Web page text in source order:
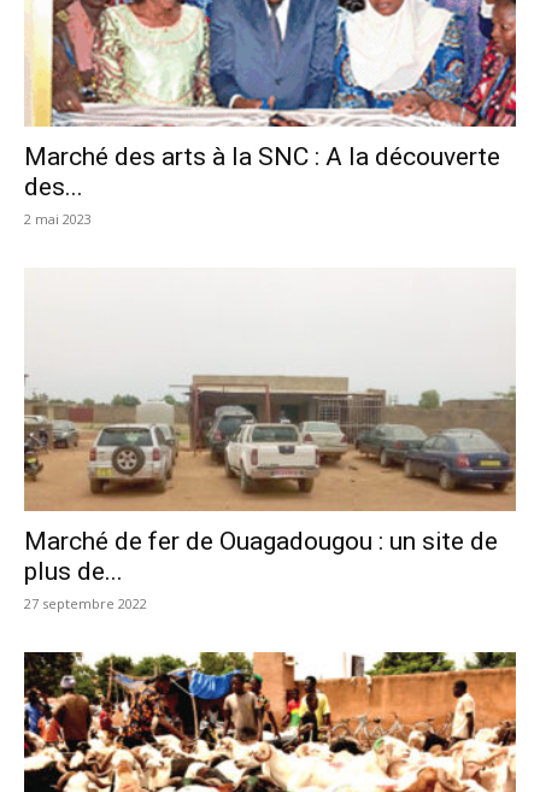
Marché des arts à la SNC : A la découverte
des...
2 mai 2023
Marché de fer de Ouagadougou : un site de
plus de...
27 septembre 2022